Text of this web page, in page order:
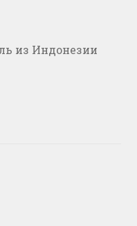
из Индонезии